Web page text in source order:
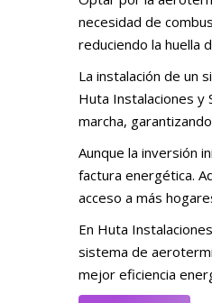
necesidad de
reduciendo la huella
La instalación de un
Huta Instalaciones y
marcha,
Aunque la inversión
factura energética.
acceso a más
En Huta
sistema de
mejor eficiencia